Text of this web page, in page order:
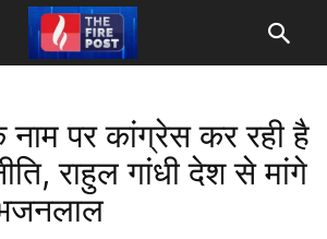
नाम पर कांग्रेस कर रही है
राहुल गांधी देश से मांगे